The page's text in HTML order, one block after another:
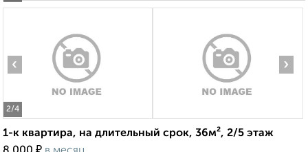
2/4
‹ ›
1-к квартира, на длительный срок, 36м², 2/5 этаж